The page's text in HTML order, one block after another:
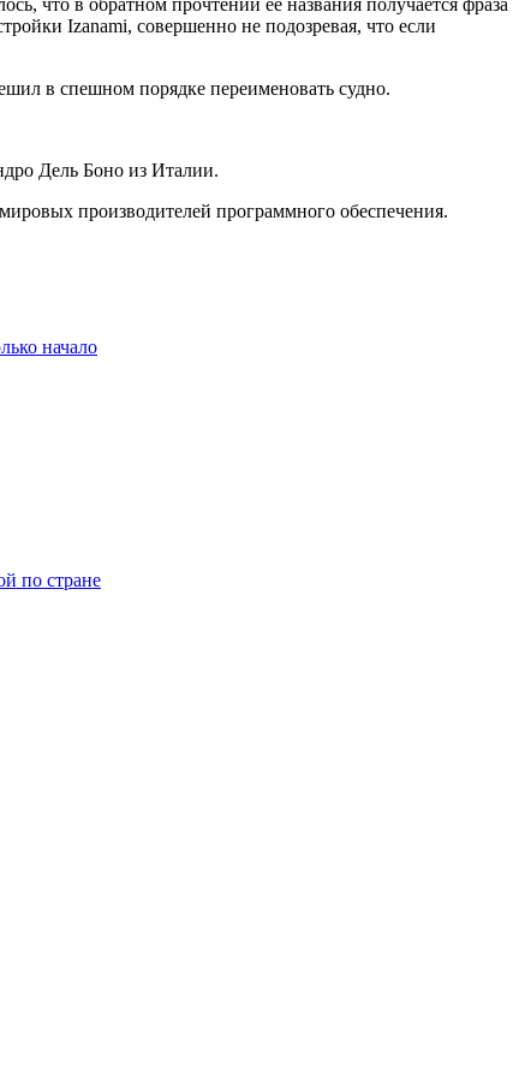
Izanami, совершенно не подозревая, что если
в спешном порядке переименовать судно.
Дель Боно из Италии.
производителей программного обеспечения.
начало
по стране